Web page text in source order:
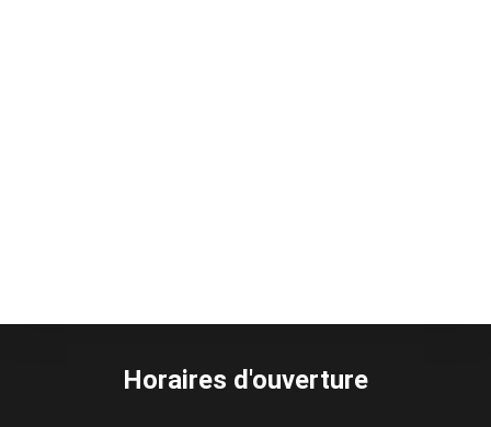
Horaires d'ouverture